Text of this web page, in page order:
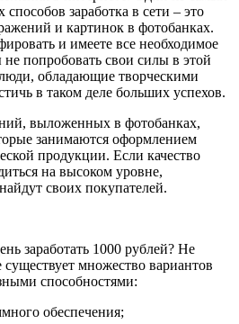
заработка в сети – это
и картинок в фотобанках.
и имеете все необходимое
попробовать свои силы в этой
обладающие творческими
в таком деле больших успехов.
выложенных в фотобанках,
занимаются оформлением
продукции. Если качество
на высоком уровне,
своих покупателей.
заработать 1000 рублей? Не
существует множество вариантов
способностями:
обеспечения;